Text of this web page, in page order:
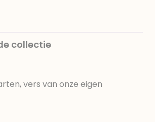
collectie
vers van onze eigen